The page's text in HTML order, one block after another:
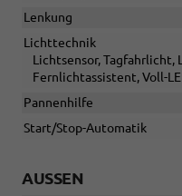
Lenkung
Lichttechnik
Lichtsensor, Tagfahrlicht,
Fernlichtassistent, Voll-
Pannenhilfe
Start/Stop-Automatik
AUSSEN